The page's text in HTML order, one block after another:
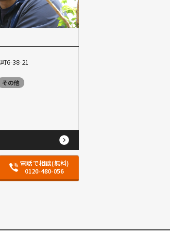
6-38-21
その他
電話で相談(無料)
0120-480-056